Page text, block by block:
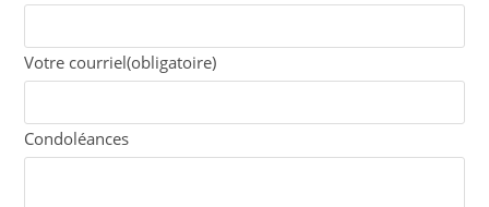
Votre courriel(obligatoire)
Condoléances